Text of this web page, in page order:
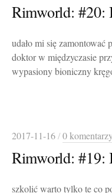
Rimworld: #20:
udało mi się
doktor w międzyczasie
wypasiony bioniczny
2017-11-16/0
Rimworld:
szkolić warto tylko te co